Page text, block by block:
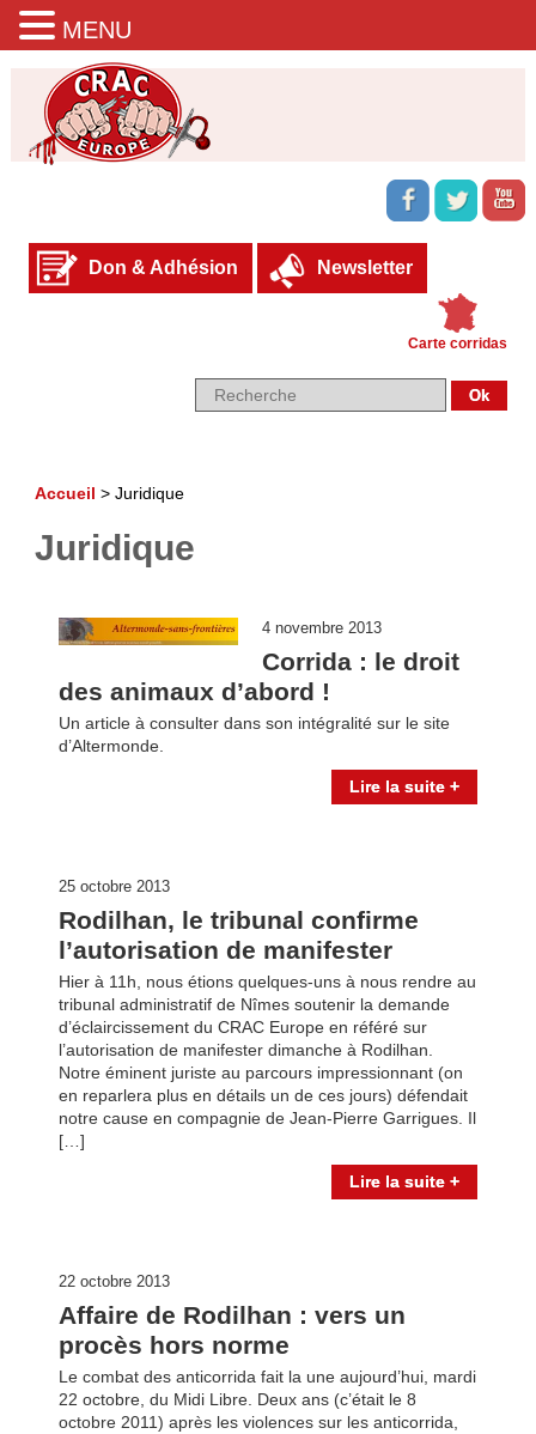
Don & Adhésion Newsletter
Carte corridas
Accueil > Juridique
Juridique
4 novembre 2013
Corrida : le droit
des animaux d’abord !
Un article à consulter dans son intégralité sur le site
d’Altermonde.
Lire la suite +
25 octobre 2013
Rodilhan, le tribunal confirme
l’autorisation de manifester
Hier à 11h, nous étions quelques-uns à nous rendre au
tribunal administratif de Nîmes soutenir la demande
d’éclaircissement du CRAC Europe en référé sur
l’autorisation de manifester dimanche à Rodilhan.
Notre éminent juriste au parcours impressionnant (on
en reparlera plus en détails un de ces jours) défendait
notre cause en compagnie de Jean-Pierre Garrigues. Il
[…]
Lire la suite +
22 octobre 2013
Affaire de Rodilhan : vers un
procès hors norme
Le combat des anticorrida fait la une aujourd’hui, mardi
22 octobre, du Midi Libre. Deux ans (c’était le 8
octobre 2011) après les violences sur les anticorrida,
MENU